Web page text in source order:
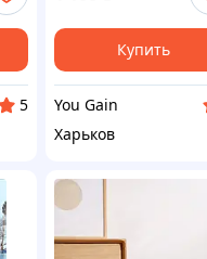
5
Купить
You Gain
Харьков